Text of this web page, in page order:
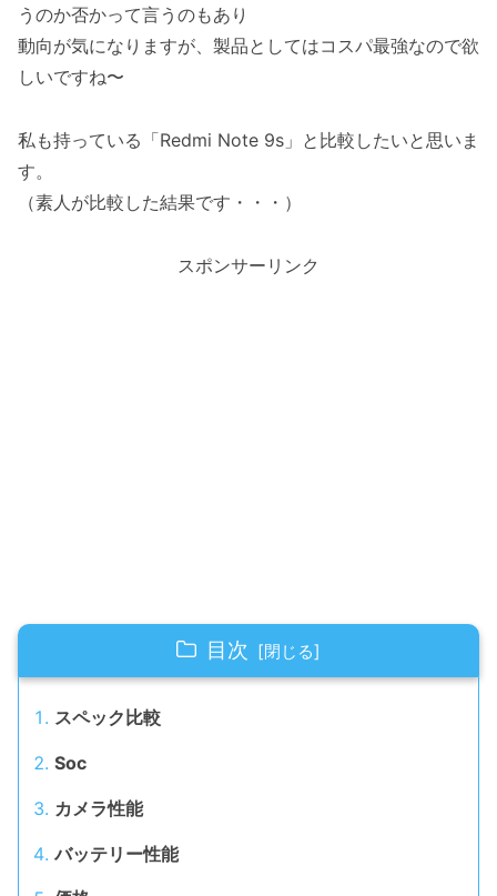
うのか否かって言うのもあり
動向が気になりますが、製品としてはコスパ最強なので欲
しいですね〜
私も持っている「Redmi Note 9s」と比較したいと思いま
す。
（素人が比較した結果です・・・）
スポンサーリンク
目次
スペック比較
Soc
カメラ性能
バッテリー性能